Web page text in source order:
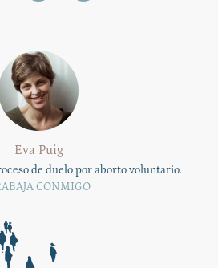
Eva Puig
de duelo por aborto voluntario.
CONMIGO